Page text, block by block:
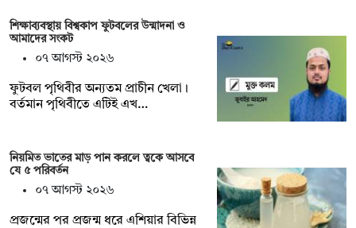
শিক্ষাব্যবস্থায় বিশ্বকাপ ফুটবলের উন্মাদনা ও
আমাদের সংকট
০৭ আগস্ট ২০২৬
ফুটবল পৃথিবীর অন্যতম প্রাচীন খেলা।
বর্তমান পৃথিবীতে এটিই এখ…
নিয়মিত ভাতের মাড় পান করলে ত্বকে আসবে
যে ৫ পরিবর্তন
০৭ আগস্ট ২০২৬
প্রজন্মের পর প্রজন্ম ধরে এশিয়ার বিভিন্ন